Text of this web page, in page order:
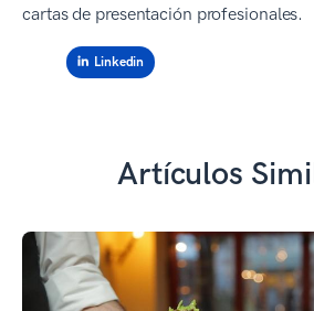
cartas de presentación profesionales.
Linkedin
Artículos